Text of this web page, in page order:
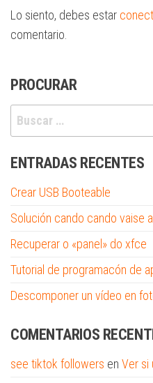
Lo siento, debes estar
comentario.
PROCURAR
Buscar:
ENTRADAS RECENTES
Crear USB Booteable
Solución cando cando vaise
Recuperar o «panel» do xfce
Tutorial de programacón de
Descomponer un vídeo en
COMENTARIOS
see tiktok followers en Ver si